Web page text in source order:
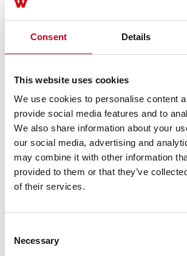
Consent Details
This website uses cookies
We use cookies to personalise content
provide social media features and to
We also share information about your
our social media, advertising and
may combine it with other information
provided to them or that they’ve
of their services.
Selection
Necessary